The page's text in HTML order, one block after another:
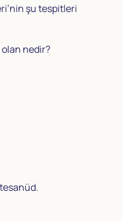
şu tespitleri
olan nedir?